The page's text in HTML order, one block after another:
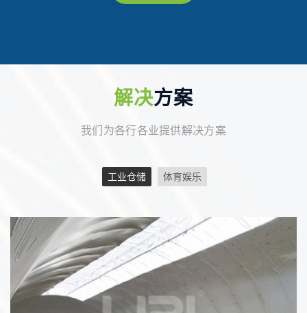
解决方案
我们为各行各业提供解决方案
工业仓储 体育娱乐